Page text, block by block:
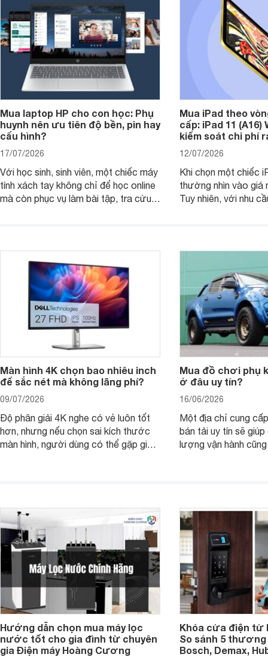
Mua laptop HP cho con học: Phụ
huynh nên ưu tiên độ bền, pin hay
cấu hình?
17/07/2026
Với học sinh, sinh viên, một chiếc máy
tính xách tay không chỉ để học online
mà còn phục vụ làm bài tập, tra cứu,
thay vì chỉ so sánh cấu hình trên giấy.
Mua iPad theo
cấp: iPad 11 (A16)
kiểm soát chi phí
12/07/2026
Khi chọn một chiếc
thường nhìn vào
Tuy nhiên, với nhu
không, dùng được
Màn hình 4K chọn bao nhiêu inch
để sắc nét mà không lãng phí?
09/07/2026
Độ phân giải 4K nghe có vẻ luôn tốt
hơn, nhưng nếu chọn sai kích thước
màn hình, người dùng có thể gặp giao
Mua đồ chơi phụ
ở đâu uy tín?
16/06/2026
Một địa chỉ cung
bán tải uy tín sẽ
lượng vận hành
Hướng dẫn chọn mua máy lọc
nước tốt cho gia đình từ chuyên
gia Điện máy Hoàng Cương
Khóa cửa điện tử
So sánh 5 thương
Bosch, Demax,